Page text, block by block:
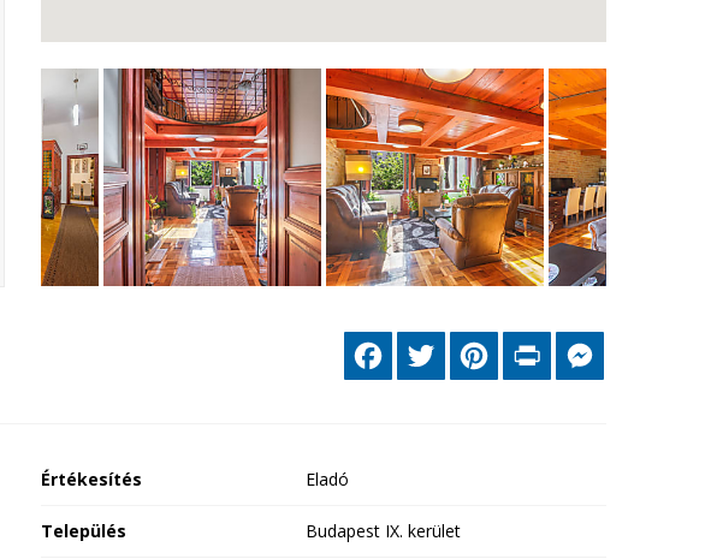
FacebookTwitter PinterestPrint
Értékesítés Eladó
Település Budapest IX. kerület